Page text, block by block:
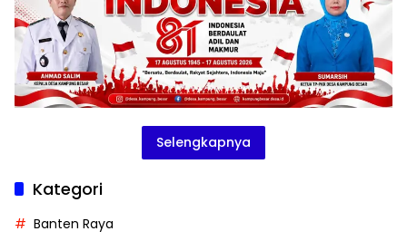
Selengkapnya
Kategori
Banten Raya